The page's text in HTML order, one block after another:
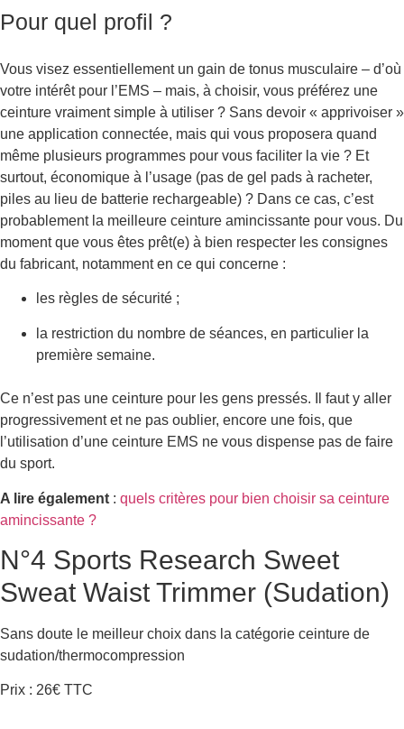
Pour quel profil ?
Vous visez essentiellement un gain de tonus musculaire – d’où
votre intérêt pour l’EMS – mais, à choisir, vous préférez une
ceinture vraiment simple à utiliser ? Sans devoir « apprivoiser »
une application connectée, mais qui vous proposera quand
même plusieurs programmes pour vous faciliter la vie ? Et
surtout, économique à l’usage (pas de gel pads à racheter,
piles au lieu de batterie rechargeable) ? Dans ce cas, c’est
probablement la meilleure ceinture amincissante pour vous. Du
moment que vous êtes prêt(e) à bien respecter les consignes
du fabricant, notamment en ce qui concerne :
les règles de sécurité ;
la restriction du nombre de séances, en particulier la
première semaine.
Ce n’est pas une ceinture pour les gens pressés. Il faut y aller
progressivement et ne pas oublier, encore une fois, que
l’utilisation d’une ceinture EMS ne vous dispense pas de faire
du sport.
A lire également : quels critères pour bien choisir sa ceinture
amincissante ?
N°4 Sports Research Sweet
Sweat Waist Trimmer (Sudation)
Sans doute le meilleur choix dans la catégorie ceinture de
sudation/thermocompression
Prix : 26€ TTC